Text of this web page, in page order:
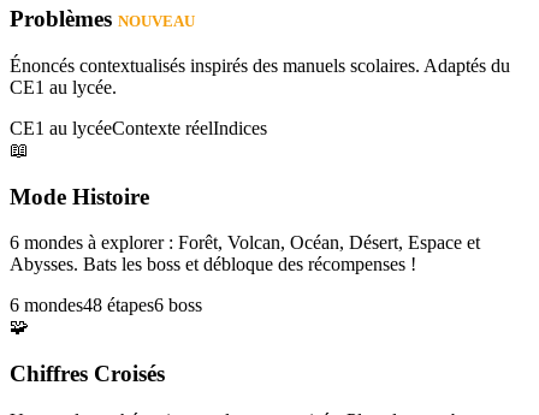
Problèmes NOUVEAU
Énoncés contextualisés inspirés des manuels scolaires. Adaptés du
CE1 au lycée.
CE1 au lycéeContexte réelIndices
📖
Mode Histoire
6 mondes à explorer : Forêt, Volcan, Océan, Désert, Espace et
Abysses. Bats les boss et débloque des récompenses !
6 mondes48 étapes6 boss
🧩
Chiffres Croisés